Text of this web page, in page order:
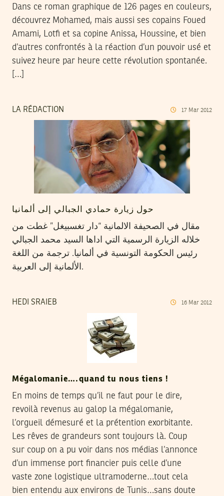
Dans ce roman graphique de 126 pages en couleurs,
découvrez Mohamed, mais aussi ses copains Foued
Amami, Lotfi et sa copine Anissa, Houssine, et bien
d’autres confrontés à la réaction d’un pouvoir usé et
suivez heure par heure cette révolution spontanée.
[…]
LA RÉDACTION 17 Mar 2012
حول زيارة حمادي الجبالي إلى ألمانيا
مقال في الصحيفة الالمانية “دار تغسبيغل” غطت من
خلاله الزيارة الرسمية التي اداها السيد محمد الجبالي
رئيس الحكومة التونسية في ألمانيا. ترجمة من اللغة
الألمانية إلى العربية.
HEDI SRAIEB 16 Mar 2012
Mégalomanie….quand tu nous tiens !
En moins de temps qu’il ne faut pour le dire,
revoilà revenus au galop la mégalomanie,
l’orgueil démesuré et la prétention exorbitante.
Les rêves de grandeurs sont toujours là. Coup
sur coup on a pu voir dans nos médias l’annonce
d’un immense port financier puis celle d’une
vaste zone logistique ultramoderne…tout cela
bien entendu aux environs de Tunis…sans doute